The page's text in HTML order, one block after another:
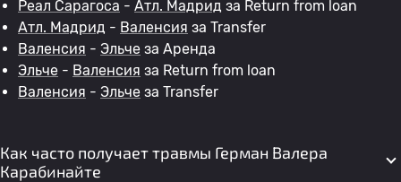
Реал Сарагоса - Атл. Мадрид за Return from loan
Атл. Мадрид - Валенсия за Transfer
Валенсия - Эльче за Аренда
Эльче - Валенсия за Return from loan
Валенсия - Эльче за Transfer
Как часто получает травмы Герман Валера
Карабинайте